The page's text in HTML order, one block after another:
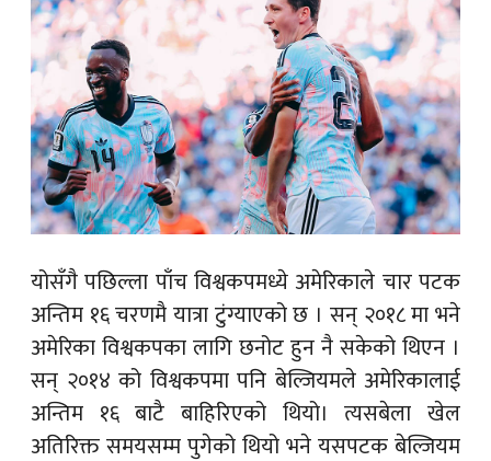
योसँगै पछिल्ला पाँच विश्वकपमध्ये अमेरिकाले चार पटक
अन्तिम १६ चरणमै यात्रा टुंग्याएको छ । सन् २०१८ मा भने
अमेरिका विश्वकपका लागि छनोट हुन नै सकेको थिएन ।
सन् २०१४ को विश्वकपमा पनि बेल्जियमले अमेरिकालाई
अन्तिम १६ बाटै बाहिरिएको थियो। त्यसबेला खेल
अतिरिक्त समयसम्म पुगेको थियो भने यसपटक बेल्जियम